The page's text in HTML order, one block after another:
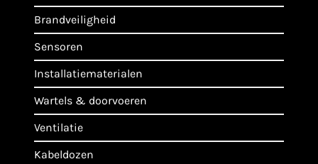
brandveiligheid
sensoren
installatiematerialen
wartels & doorvoeren
ventilatie
kabeldozen